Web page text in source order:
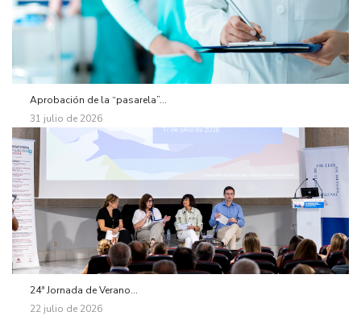
Aprobación de la “pasarela”...
31 julio de 2026
24ª Jornada de Verano...
22 julio de 2026